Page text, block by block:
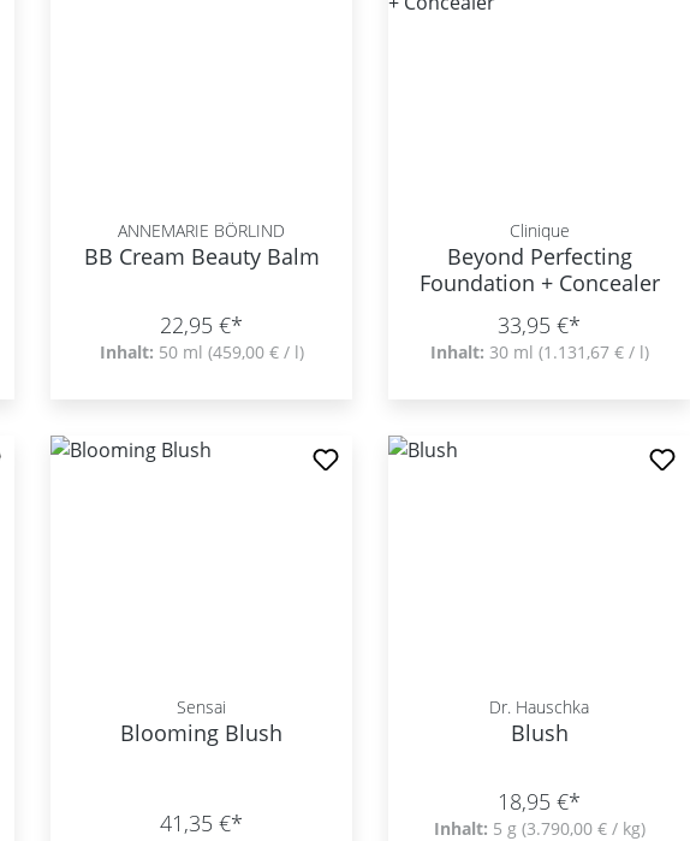
ANNEMARIE BÖRLIND
BB Cream Beauty Balm
22,95 €*
Inhalt: 50 ml (459,00 € / l)
Clinique
Beyond Perfecting
Foundation + Concealer
33,95 €*
Inhalt: 30 ml (1.131,67 € / l)
Sensai
Blooming Blush
41,35 €*
Dr. Hauschka
Blush
18,95 €*
Inhalt: 5 g (3.790,00 € / kg)